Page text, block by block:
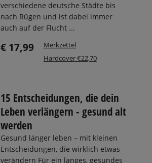
verschiedene deutsche Städte bis
nach Rügen und ist dabei immer
auch auf der Flucht ...
€ 17,99
Merkzettel
Hardcover €22,70
15 Entscheidungen, die dein
Leben verlängern - gesund alt
werden
Gesund länger leben – mit kleinen
Entscheidungen, die wirklich etwas
verändern Für ein langes, gesundes